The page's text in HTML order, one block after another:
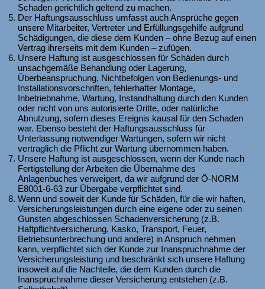
Schaden gerichtlich geltend zu machen.
Der Haftungsausschluss umfasst auch Ansprüche gegen
unsere Mitarbeiter, Vertreter und Erfüllungsgehilfe aufgrund
Schädigungen, die diese dem Kunden – ohne Bezug auf einen
Vertrag ihrerseits mit dem Kunden – zufügen.
Unsere Haftung ist ausgeschlossen für Schäden durch
unsachgemäße Behandlung oder Lagerung,
Überbeanspruchung, Nichtbefolgen von Bedienungs- und
Installationsvorschriften, fehlerhafter Montage,
Inbetriebnahme, Wartung, Instandhaltung durch den Kunden
oder nicht von uns autorisierte Dritte, oder natürliche
Abnutzung, sofern dieses Ereignis kausal für den Schaden
war. Ebenso besteht der Haftungsausschluss für
Unterlassung notwendiger Wartungen, sofern wir nicht
vertraglich die Pflicht zur Wartung übernommen haben.
Unsere Haftung ist ausgeschlossen, wenn der Kunde nach
Fertigstellung der Arbeiten die Übernahme des
Anlagenbuches verweigert, da wir aufgrund der Ö-NORM
E8001-6-63 zur Übergabe verpflichtet sind.
Wenn und soweit der Kunde für Schäden, für die wir haften,
Versicherungsleistungen durch eine eigene oder zu seinen
Gunsten abgeschlossen Schadenversicherung (z.B.
Haftpflichtversicherung, Kasko, Transport, Feuer,
Betriebsunterbrechung und andere) in Anspruch nehmen
kann, verpflichtet sich der Kunde zur Inanspruchnahme der
Versicherungsleistung und beschränkt sich unsere Haftung
insoweit auf die Nachteile, die dem Kunden durch die
Inanspruchnahme dieser Versicherung entstehen (z.B.